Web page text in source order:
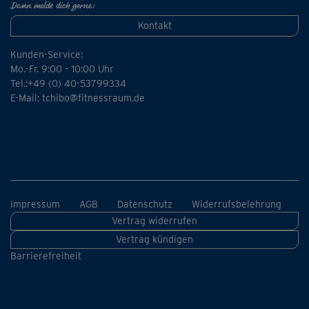
Haltung wird aufrechter, der untere Rücken beweglicher
und stärker.
Einsteiger können die Übungen zu Anfang ein wenig
vereinfachen; wichtig ist eine korrekte Ausführung und
gute Körperspannung.
Dann melde dich gerne:
Kontakt
Kunden-Service:
Mo.-Fr. 9:00 – 10:00 Uhr
Tel.:+49 (0) 40-53799334
E-Mail: tchibo@fitnessraum.de
Impressum AGB Datenschutz
Widerrufsbelehrung
Vertrag widerrufen
Vertrag kündigen
Barrierefreiheit